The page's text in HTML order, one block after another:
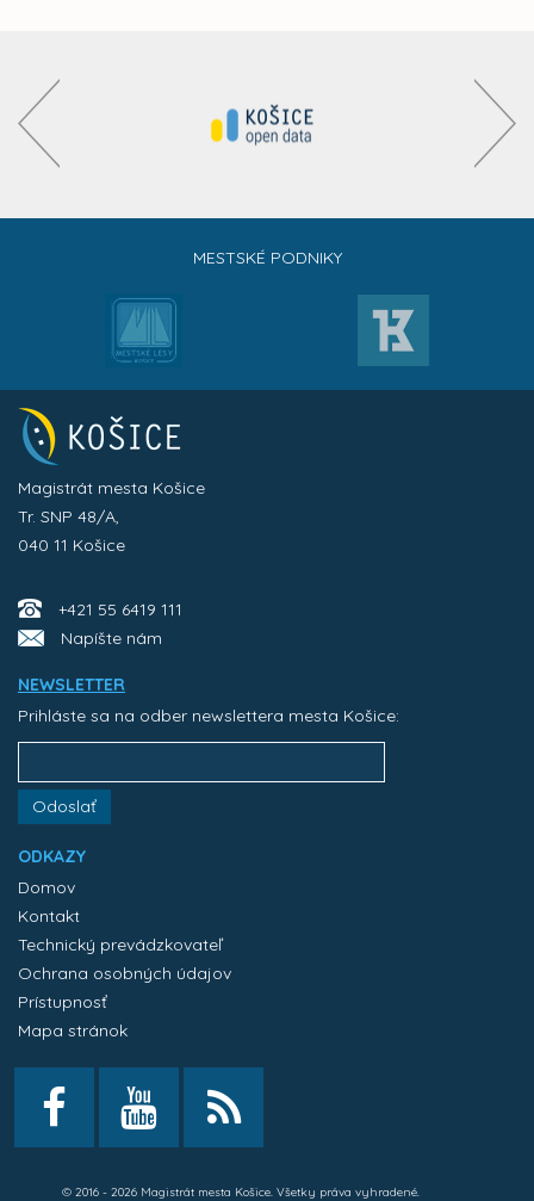
MESTSKÉ PODNIKY
Magistrát mesta Košice
Tr. SNP 48/A,
040 11 Košice
+421 55 6419 111
Napíšte nám
NEWSLETTER
Prihláste sa na odber newslettera mesta Košice:
Odoslať
ODKAZY
Domov
Kontakt
Technický prevádzkovateľ
Ochrana osobných údajov
Prístupnosť
Mapa stránok
© 2016 - 2026 Magistrát mesta Košice. Všetky práva vyhradené.